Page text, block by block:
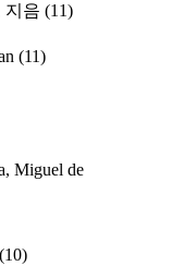
지음 (11)
(11)
Miguel de
(10)